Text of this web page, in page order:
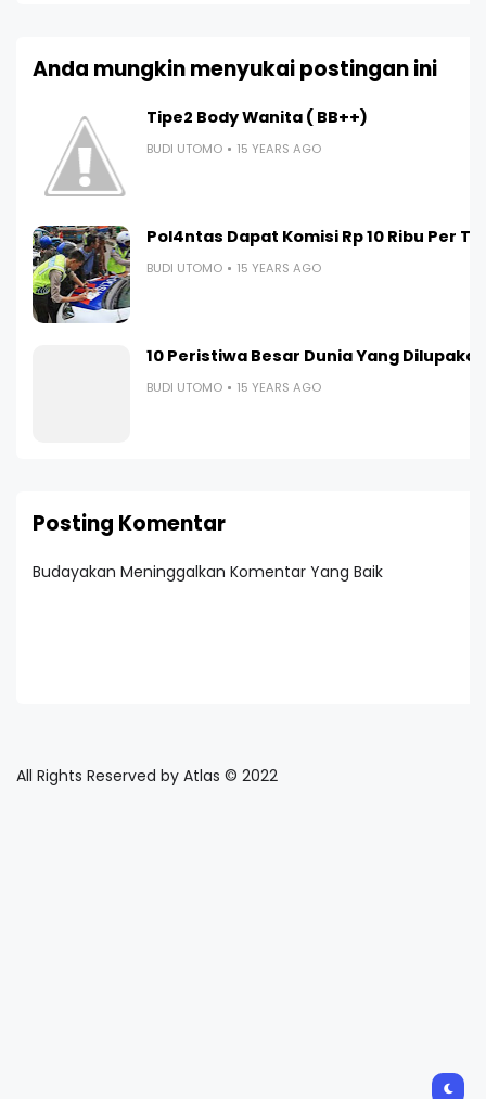
Anda mungkin menyukai postingan ini
Tipe2 Body Wanita ( BB++)
BUDI UTOMO 15 YEARS AGO
Pol4ntas Dapat Komisi Rp 10 Ribu Per
BUDI UTOMO 15 YEARS AGO
10 Peristiwa Besar Dunia Yang
BUDI UTOMO 15 YEARS AGO
Posting Komentar
Budayakan Meninggalkan Komentar Yang Baik
All Rights Reserved by Atlas © 2022